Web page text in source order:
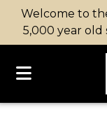
Welcome to
5,000 year old